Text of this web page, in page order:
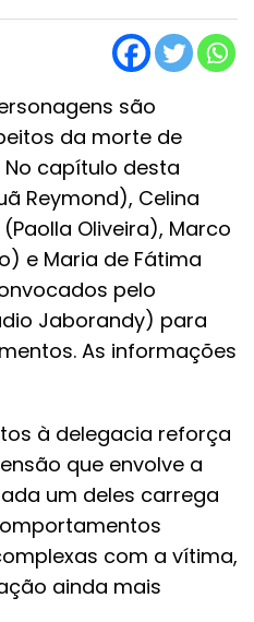
são
da morte de
No capítulo desta
Reymond), Celina
Oliveira), Marco
e Maria de Fátima
pelo
Jaborandy) para
As informações
à delegacia reforça
que envolve a
um deles carrega
com a vítima,
ainda mais